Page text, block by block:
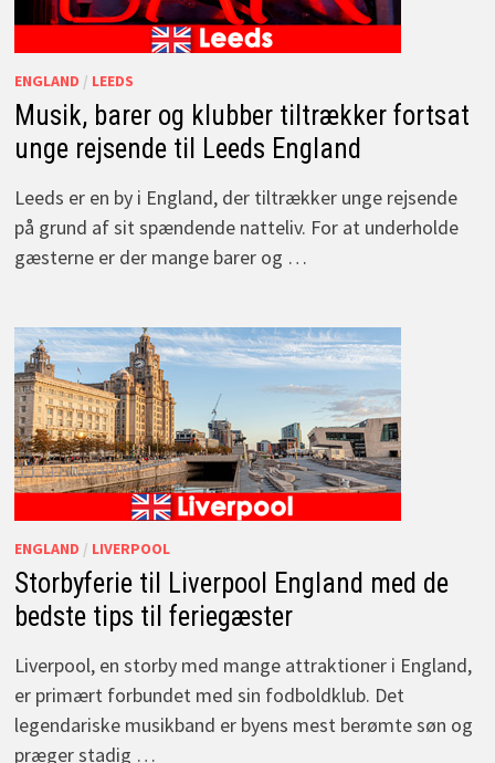
ENGLAND / LEEDS
Musik, barer og klubber tiltrækker fortsat
unge rejsende til Leeds England
Leeds er en by i England, der tiltrækker unge rejsende
på grund af sit spændende natteliv. For at underholde
gæsterne er der mange barer og …
ENGLAND / LIVERPOOL
Storbyferie til Liverpool England med de
bedste tips til feriegæster
Liverpool, en storby med mange attraktioner i England,
er primært forbundet med sin fodboldklub. Det
legendariske musikband er byens mest berømte søn og
præger stadig …